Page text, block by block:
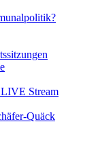
Stream
Quäck